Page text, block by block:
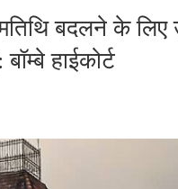
बदलने के
हाईकोर्ट